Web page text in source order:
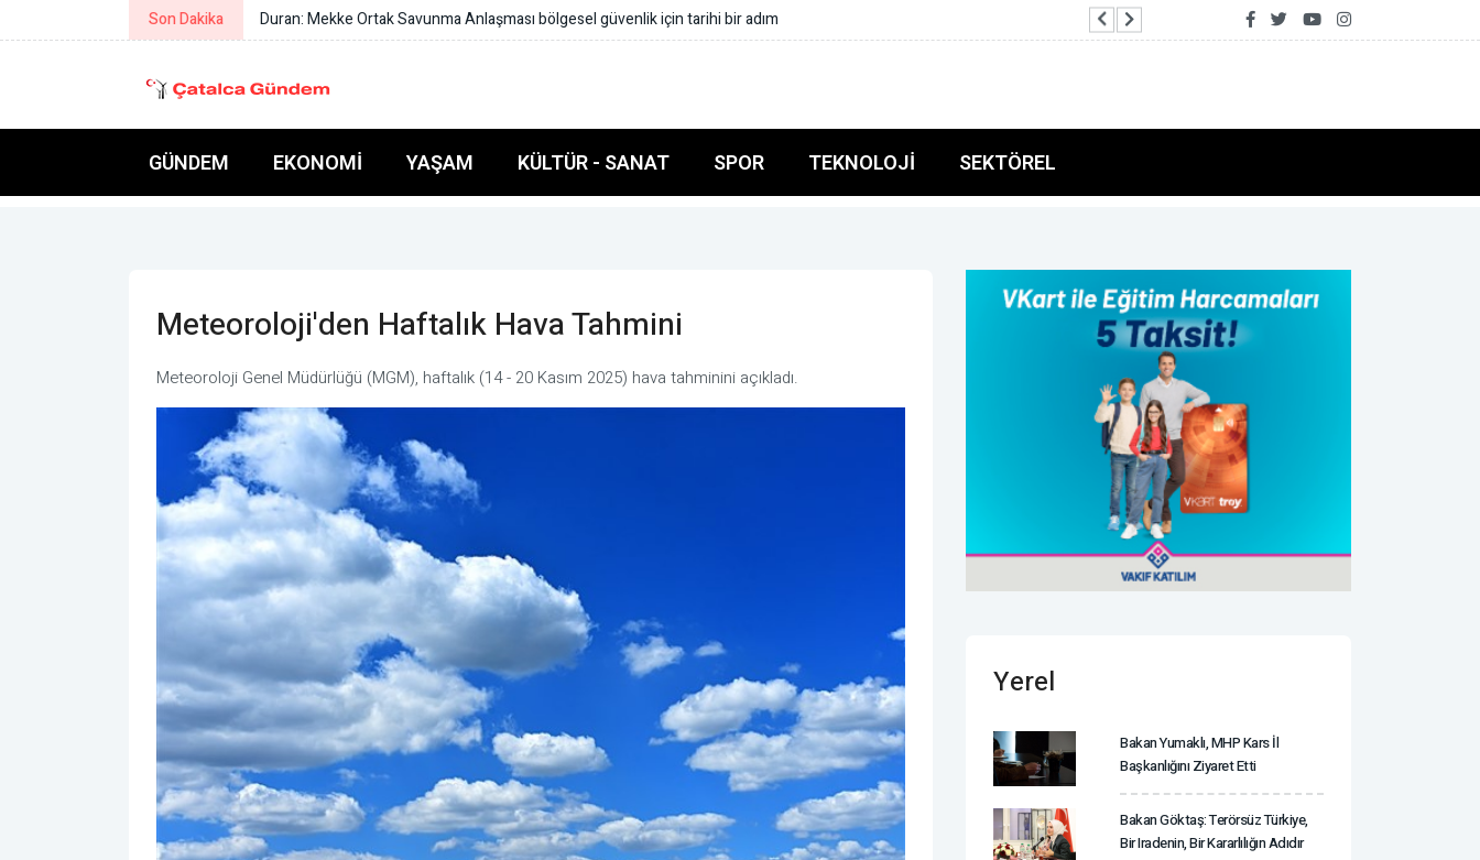
Son Dakika Duran: Mekke Ortak Savunma Anlaşması bölgesel güvenlik için tarihi bir adım Bakan Bolat: Türkiye Yüzyılı hedefleri
GÜNDEM EKONOMI YAŞAM KÜLTÜR - SANAT SPOR TEKNOLOJI SEKTÖREL
Meteoroloji'den Haftalık Hava Tahmini
Meteoroloji Genel Müdürlüğü (MGM), haftalık (14 - 20 Kasım 2025) hava tahminini açıkladı.
Yerel
Bakan Yumaklı, MHP Kars İl
Başkanlığını Ziyaret Etti
Bakan Göktaş: Terörsüz Türkiye,
Bir Iradenin, Bir Kararlılığın Adıdır